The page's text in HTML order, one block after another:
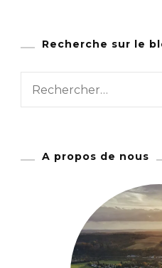
Recherche sur le
e
A propos de nous